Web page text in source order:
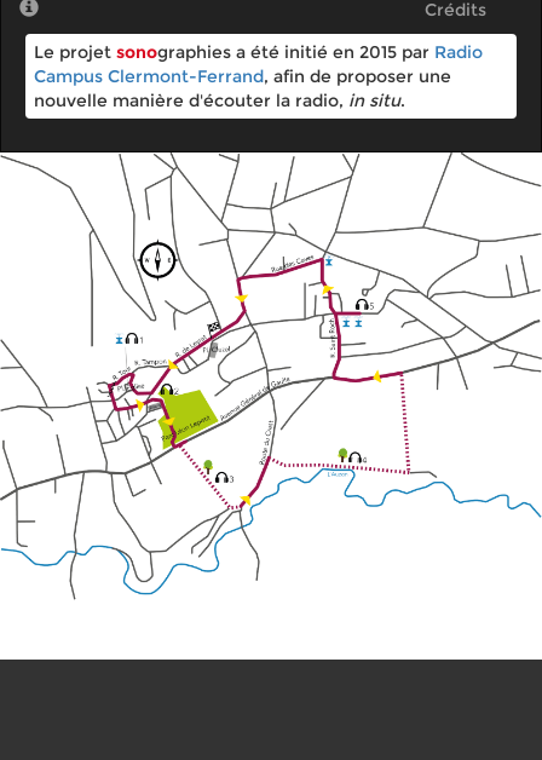
Crédits
Le projet sonographies a été initié en 2015 par Radio
Campus Clermont-Ferrand, afin de proposer une
nouvelle manière d'écouter la radio, in situ.